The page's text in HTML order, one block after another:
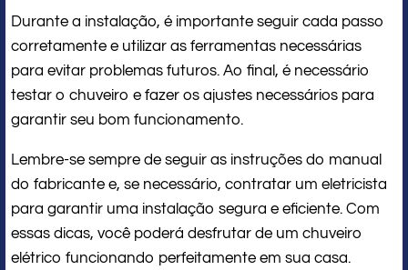
Durante a instalação, é importante seguir cada passo
corretamente e utilizar as ferramentas necessárias
para evitar problemas futuros. Ao final, é necessário
testar o chuveiro e fazer os ajustes necessários para
garantir seu bom funcionamento.
Lembre-se sempre de seguir as instruções do manual
do fabricante e, se necessário, contratar um eletricista
para garantir uma instalação segura e eficiente. Com
essas dicas, você poderá desfrutar de um chuveiro
elétrico funcionando perfeitamente em sua casa.